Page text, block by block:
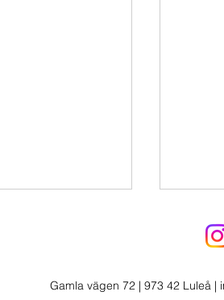
Gamla vägen 72 | 973 42 Luleå |